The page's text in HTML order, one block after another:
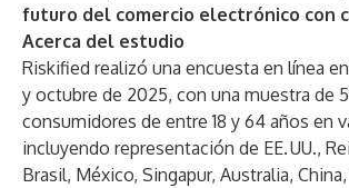
futuro del comercio electrónico con
Acerca del estudio
Riskified realizó una encuesta en línea
y octubre de 2025, con una muestra de
consumidores de entre 18 y 64 años en
incluyendo representación de EE. UU.,
Brasil, México, Singapur, Australia,